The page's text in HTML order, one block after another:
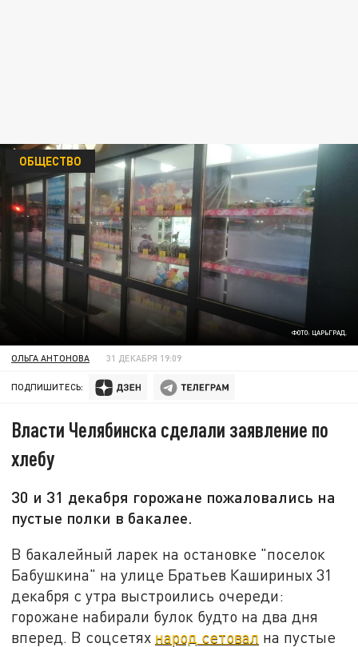
ФОТО: ЦАРЬГРАД.
ОБЩЕСТВО
ОЛЬГА АНТОНОВА 31 ДЕКАБРЯ 19:09
ПОДПИШИТЕСЬ:
Власти Челябинска сделали заявление по
хлебу
30 и 31 декабря горожане пожаловались на
пустые полки в бакалее.
В бакалейный ларек на остановке "поселок
Бабушкина" на улице Братьев Кашириных 31
декабря с утра выстроились очереди:
горожане набирали булок будто на два дня
вперед. В соцсетях народ сетовал на пустые